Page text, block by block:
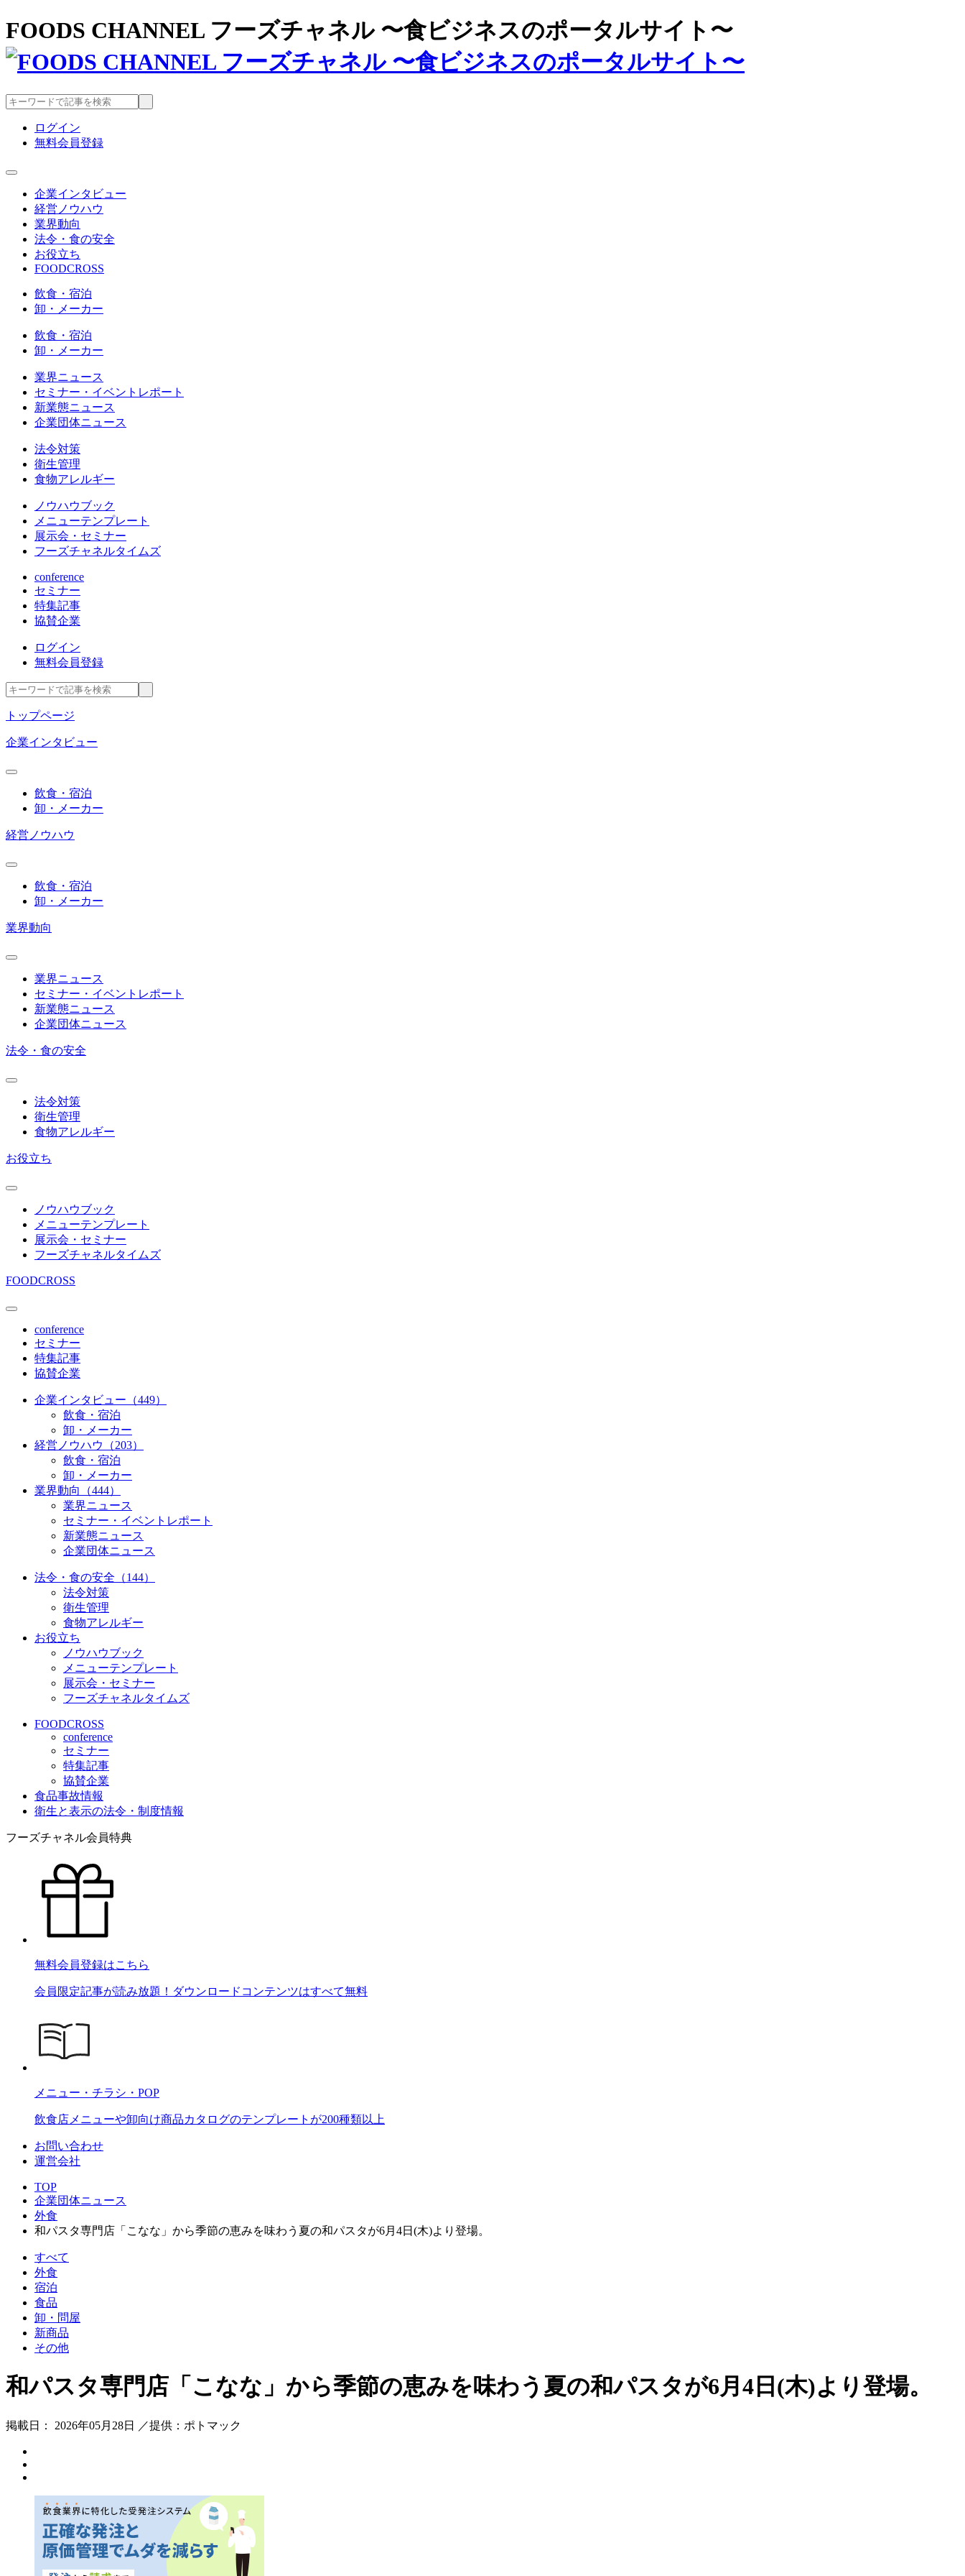
FOODS CHANNEL フーズチャネル 〜食ビジネスのポータルサイト〜
ログイン
無料会員登録
企業インタビュー
経営ノウハウ
業界動向
法令・食の安全
お役立ち
FOODCROSS
飲食・宿泊
卸・メーカー
飲食・宿泊
卸・メーカー
業界ニュース
セミナー・イベントレポート
新業態ニュース
企業団体ニュース
法令対策
衛生管理
食物アレルギー
ノウハウブック
メニューテンプレート
展示会・セミナー
フーズチャネルタイムズ
conference
セミナー
特集記事
協賛企業
ログイン
無料会員登録
トップページ
企業インタビュー
飲食・宿泊
卸・メーカー
経営ノウハウ
飲食・宿泊
卸・メーカー
業界動向
業界ニュース
セミナー・イベントレポート
新業態ニュース
企業団体ニュース
法令・食の安全
法令対策
衛生管理
食物アレルギー
お役立ち
ノウハウブック
メニューテンプレート
展示会・セミナー
フーズチャネルタイムズ
FOODCROSS
conference
セミナー
特集記事
協賛企業
企業インタビュー（449）
飲食・宿泊
卸・メーカー
経営ノウハウ（203）
飲食・宿泊
卸・メーカー
業界動向（444）
業界ニュース
セミナー・イベントレポート
新業態ニュース
企業団体ニュース
法令・食の安全（144）
法令対策
衛生管理
食物アレルギー
お役立ち
ノウハウブック
メニューテンプレート
展示会・セミナー
フーズチャネルタイムズ
FOODCROSS
conference
セミナー
特集記事
協賛企業
食品事故情報
衛生と表示の法令・制度情報
フーズチャネル会員特典
無料会員登録はこちら
会員限定記事が読み放題！ダウンロードコンテンツはすべて無料
メニュー・チラシ・POP
飲食店メニューや卸向け商品カタログのテンプレートが200種類以上
お問い合わせ
運営会社
TOP
企業団体ニュース
外食
和パスタ専門店「こなな」から季節の恵みを味わう夏の和パスタが6月4日(木)より登場。
すべて
外食
宿泊
食品
卸・問屋
新商品
その他
和パスタ専門店「こなな」から季節の恵みを味わう夏の和パスタが6月4日(木)より登場。
掲載日： 2026年05月28日 ／提供：ポトマック